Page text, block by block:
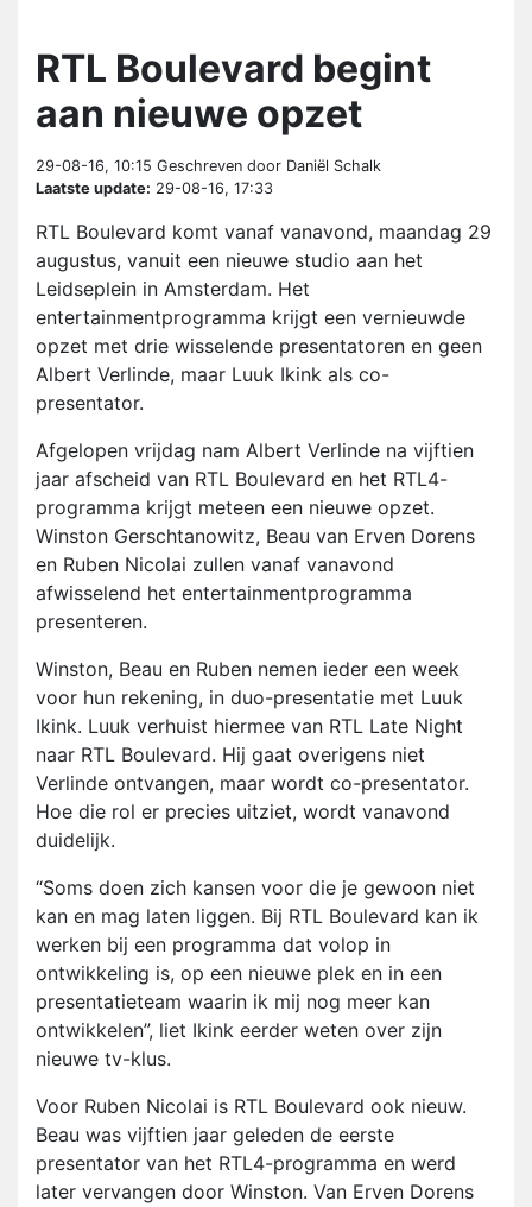
RTL Boulevard begint
aan nieuwe opzet
29-08-16, 10:15 Geschreven door Daniël Schalk
Laatste update: 29-08-16, 17:33
RTL Boulevard komt vanaf vanavond, maandag 29
augustus, vanuit een nieuwe studio aan het
Leidseplein in Amsterdam. Het
entertainmentprogramma krijgt een vernieuwde
opzet met drie wisselende presentatoren en geen
Albert Verlinde, maar Luuk Ikink als co-
presentator.
Afgelopen vrijdag nam Albert Verlinde na vijftien
jaar afscheid van RTL Boulevard en het RTL4-
programma krijgt meteen een nieuwe opzet.
Winston Gerschtanowitz, Beau van Erven Dorens
en Ruben Nicolai zullen vanaf vanavond
afwisselend het entertainmentprogramma
presenteren.
Winston, Beau en Ruben nemen ieder een week
voor hun rekening, in duo-presentatie met Luuk
Ikink. Luuk verhuist hiermee van RTL Late Night
naar RTL Boulevard. Hij gaat overigens niet
Verlinde ontvangen, maar wordt co-presentator.
Hoe die rol er precies uitziet, wordt vanavond
duidelijk.
“Soms doen zich kansen voor die je gewoon niet
kan en mag laten liggen. Bij RTL Boulevard kan ik
werken bij een programma dat volop in
ontwikkeling is, op een nieuwe plek en in een
presentatieteam waarin ik mij nog meer kan
ontwikkelen”, liet Ikink eerder weten over zijn
nieuwe tv-klus.
Voor Ruben Nicolai is RTL Boulevard ook nieuw.
Beau was vijftien jaar geleden de eerste
presentator van het RTL4-programma en werd
later vervangen door Winston. Van Erven Dorens